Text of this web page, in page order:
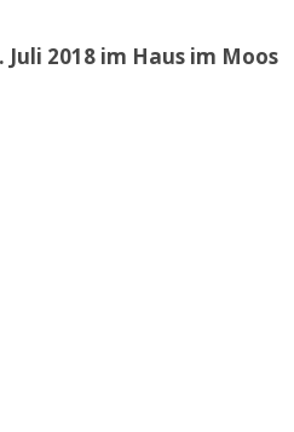
2018 im Haus im Moos